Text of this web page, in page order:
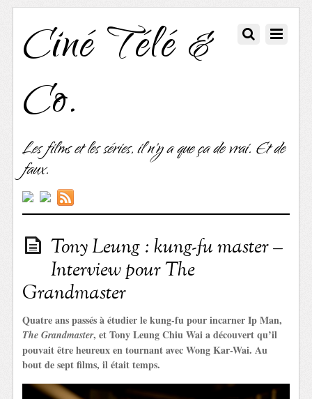
Ciné Télé &
Co.
Les films et les séries, il n'y a que ça de vrai. Et de
faux.
Tony Leung : kung-fu master –
Interview pour The
Grandmaster
Quatre ans passés à étudier le kung-fu pour incarner Ip Man,
The Grandmaster, et Tony Leung Chiu Wai a découvert qu’il
pouvait être heureux en tournant avec Wong Kar-Wai. Au
bout de sept films, il était temps.